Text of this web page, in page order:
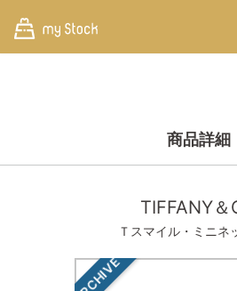
商品詳細
TIFFANY＆
Ｔスマイル・ミニネ
ARCHIVE